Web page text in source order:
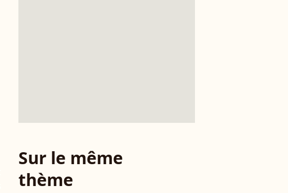
Sur le même
thème